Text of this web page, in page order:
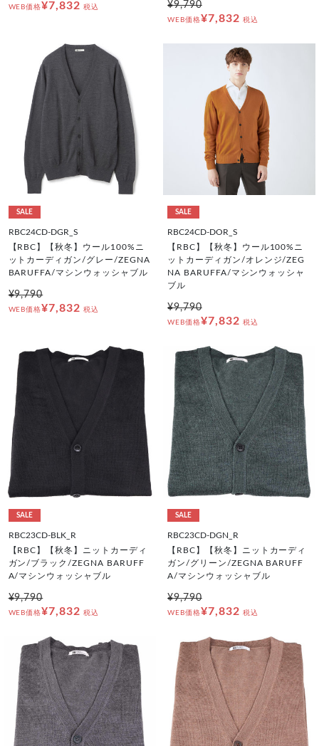
WEB価格¥7,832 税込 ¥9,790
WEB価格¥7,832 税込
SALE
RBC24CD-DGR_S
【RBC】【秋冬】ウール100%ニ
ットカーディガン/グレー/ZEGNA
BARUFFA/マシンウォッシャブル
¥9,790
WEB価格¥7,832 税込
SALE
RBC24CD-DOR_S
【RBC】【秋冬】ウール100%ニ
ットカーディガン/オレンジ/ZEG
NA BARUFFA/マシンウォッシャ
ブル
¥9,790
WEB価格¥7,832 税込
SALE
RBC23CD-BLK_R
【RBC】【秋冬】ニットカーディ
ガン/ブラック/ZEGNA BARUFF
A/マシンウォッシャブル
¥9,790
WEB価格¥7,832 税込
SALE
RBC23CD-DGN_R
【RBC】【秋冬】ニットカーディ
ガン/グリーン/ZEGNA BARUFF
A/マシンウォッシャブル
¥9,790
WEB価格¥7,832 税込